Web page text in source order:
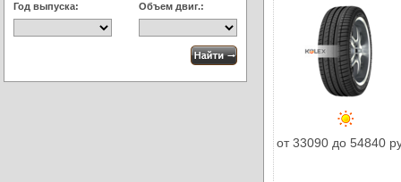
Год выпуска: Объем двиг.:
от 33090 до 54840